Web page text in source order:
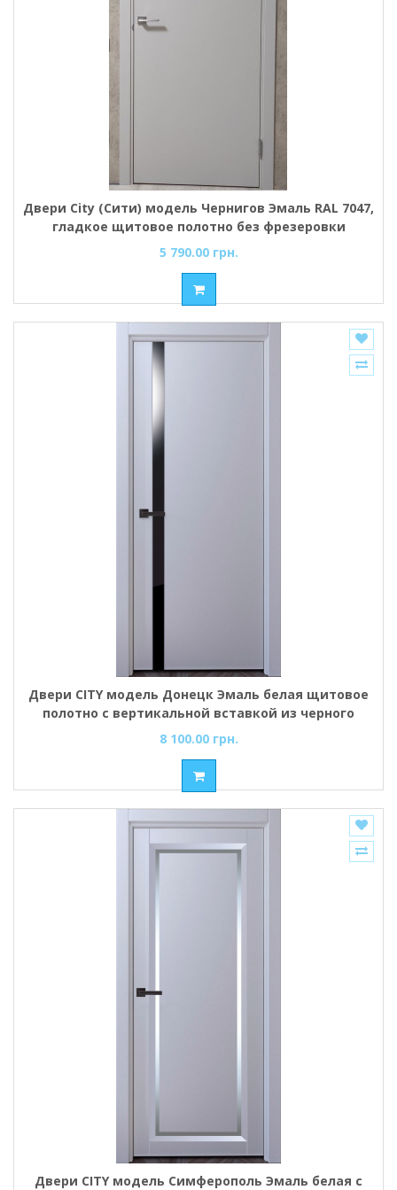
Двери City (Сити) модель Чернигов Эмаль RAL 7047,
гладкое щитовое полотно без фрезеровки
5 790.00 грн.
Двери CITY модель Донецк Эмаль белая щитовое
полотно с вертикальной вставкой из черного
стекла
8 100.00 грн.
Двери CITY модель Симферополь Эмаль белая с